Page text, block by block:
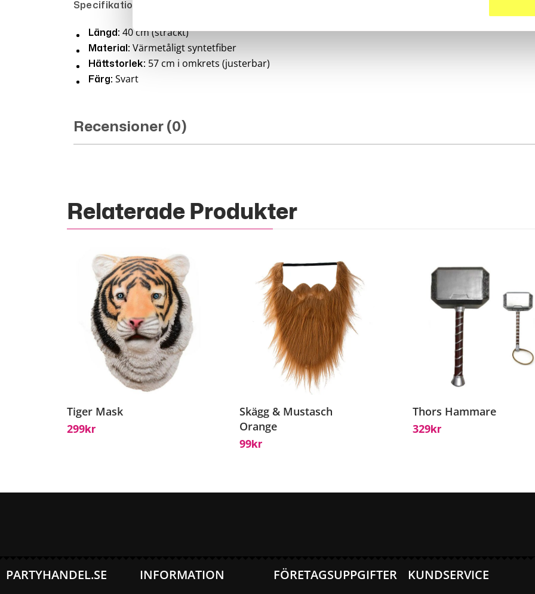
Specifikationer:
Längd: 40 cm (sträckt)
Material: Värmetåligt syntetfiber
Hättstorlek: 57 cm i omkrets (justerbar)
Färg: Svart
Recensioner (0)
Relaterade Produkter
Tiger Mask
299Kr
Skägg & Mustasch
Orange
99Kr
Thors Hammare
329Kr
PARTYHANDEL.SE INFORMATION FÖRETAGSUPPGIFTER KUNDSERVICE